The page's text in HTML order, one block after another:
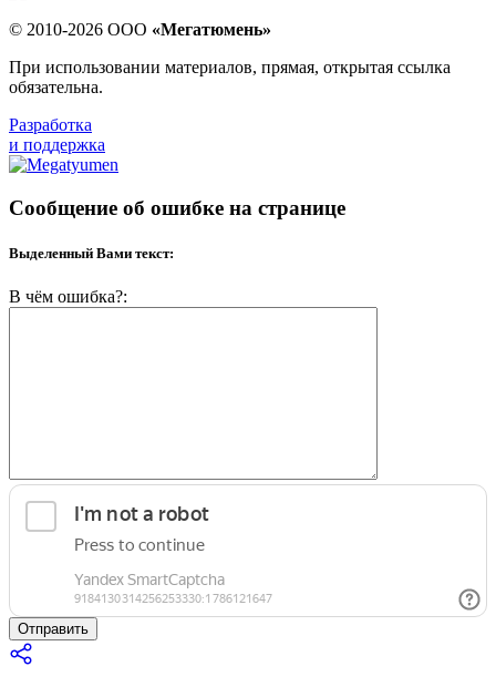
© 2010-2026 ООО «Мегатюмень»
При использовании материалов, прямая, открытая ссылка
обязательна.
Разработка
и поддержка
Сообщение об ошибке на странице
Выделенный Вами текст:
В чём ошибка?:
Отправить